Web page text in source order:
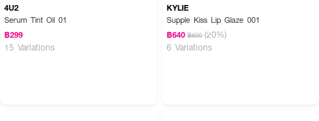
4U2
Serum Tint Oil 01
฿299
15 Variations
KYLIE
Supple Kiss Lip Glaze 001
฿640 ฿800 (20%)
6 Variations